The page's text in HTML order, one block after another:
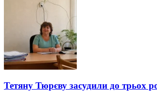
Тетяну Тюрєву засудили до трьох